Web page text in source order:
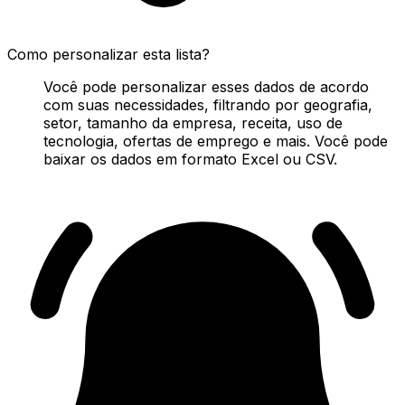
Como personalizar esta lista?
Você pode personalizar esses dados de acordo
com suas necessidades, filtrando por geografia,
setor, tamanho da empresa, receita, uso de
tecnologia, ofertas de emprego e mais. Você pode
baixar os dados em formato Excel ou CSV.